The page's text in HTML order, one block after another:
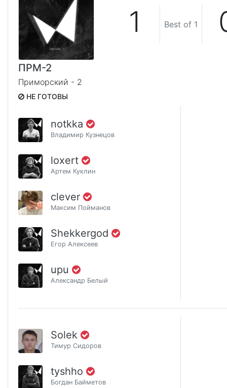
1 Best of 1
ПРМ-2
Приморский - 2
НЕ ГОТОВЫ
notkka
Владимир Кузнецов
loxert
Артем Куклин
clever
Максим Пойманов
Shekkergod
Егор Алексеев
upu
Александр Белый
Solek
Тимур Сидоров
tyshho
Богдан Байметов